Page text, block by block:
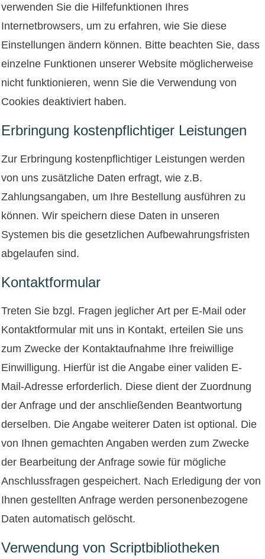
verwenden Sie die Hilfefunktionen Ihres
Internetbrowsers, um zu erfahren, wie Sie diese
Einstellungen ändern können. Bitte beachten Sie, dass
einzelne Funktionen unserer Website möglicherweise
nicht funktionieren, wenn Sie die Verwendung von
Cookies deaktiviert haben.
Erbringung kostenpflichtiger Leistungen
Zur Erbringung kostenpflichtiger Leistungen werden
von uns zusätzliche Daten erfragt, wie z.B.
Zahlungsangaben, um Ihre Bestellung ausführen zu
können. Wir speichern diese Daten in unseren
Systemen bis die gesetzlichen Aufbewahrungsfristen
abgelaufen sind.
Kontaktformular
Treten Sie bzgl. Fragen jeglicher Art per E-Mail oder
Kontaktformular mit uns in Kontakt, erteilen Sie uns
zum Zwecke der Kontaktaufnahme Ihre freiwillige
Einwilligung. Hierfür ist die Angabe einer validen E-
Mail-Adresse erforderlich. Diese dient der Zuordnung
der Anfrage und der anschließenden Beantwortung
derselben. Die Angabe weiterer Daten ist optional. Die
von Ihnen gemachten Angaben werden zum Zwecke
der Bearbeitung der Anfrage sowie für mögliche
Anschlussfragen gespeichert. Nach Erledigung der von
Ihnen gestellten Anfrage werden personenbezogene
Daten automatisch gelöscht.
Verwendung von Scriptbibliotheken